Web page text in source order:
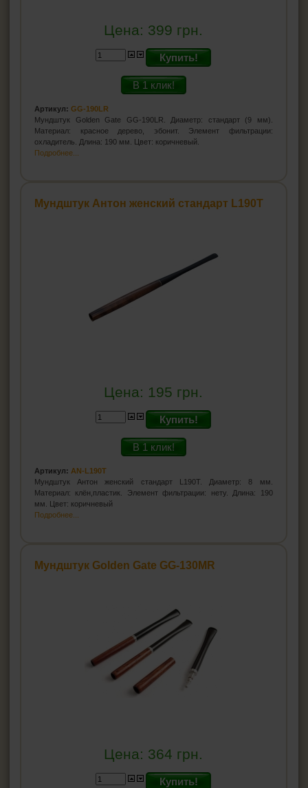
Цена: 399 грн.
Купить!
В 1 клик!
Артикул: GG-190LR
Мундштук Golden Gate GG-190LR. Диаметр: стандарт (9 мм).
Материал: красное дерево, эбонит. Элемент фильтрации:
охладитель. Длина: 190 мм. Цвет: коричневый.
Подробнее...
Мундштук Антон женский стандарт L190T
Цена: 195 грн.
Купить!
В 1 клик!
Артикул: AN-L190T
Мундштук Антон женский стандарт L190T. Диаметр: 8 мм.
Материал: клён,пластик. Элемент фильтрации: нету. Длина: 190
мм. Цвет: коричневый
Подробнее...
Мундштук Golden Gate GG-130MR
Цена: 364 грн.
Купить!